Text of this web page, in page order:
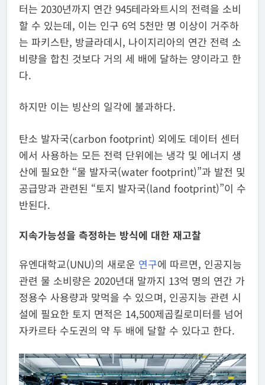
터는 2030년까지 연간 945테라와트시의 전력을 소비
할 수 있는데, 이는 인구 6억 5천만 명 이상이 거주하
는 파키스탄, 방글라데시, 나이지리아의 연간 전력 소
비량을 합친 것보다 거의 세 배에 달하는 양이라고 한
다.
하지만 이는 빙산의 일각에 불과하다.
탄소 발자국(carbon footprint) 외에도 데이터 센터
에서 사용하는 모든 전력 단위에는 냉각 및 에너지 생
산에 필요한 “물 발자국(water footprint)”과 발전 및
공급망과 관련된 “토지 발자국(land footprint)”이 수
반된다.
지속가능성을 측정하는 방식에 대한 재고찰
유엔대학교(UNU)의 새로운 연구에 따르면, 인공지능
관련 물 소비량은 2020년대 말까지 13억 명의 연간 가
정용수 사용량과 맞먹을 수 있으며, 인공지능 관련 시
설에 필요한 토지 면적은 14,500제곱킬로미터를 넘어
자카르타 수도권의 약 두 배에 달할 수 있다고 한다.